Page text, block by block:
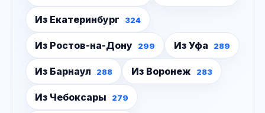
Из Екатеринбург 324
Из Ростов-на-Дону 299 Из Уфа 289
Из Барнаул 288 Из Воронеж 283
Из Чебоксары 279